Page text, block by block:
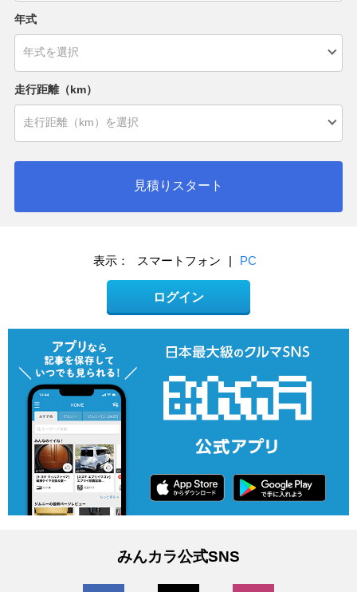
年式
走行距離（km）
見積りスタート
表示： スマートフォン | PC
ログイン
みんカラ公式SNS